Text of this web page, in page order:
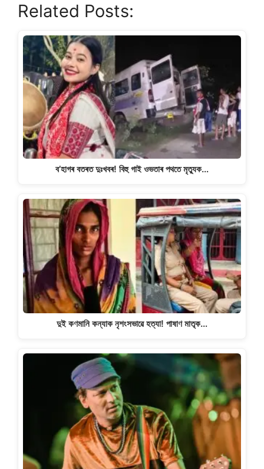
at
s
A
p
p
c
e
b
o
o
k
e
gr
a
m
y
n
k
e
Related Posts:
ব’হাগৰ বতৰত দুঃখবৰ! বিহু গাই ওভতাৰ পথতে মৃত্যুক…
দুই কণমানি কন্যাক নৃশংসভাৱে হত্যা! পাষাণ মাতৃক…